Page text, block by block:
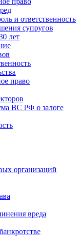
и ответственность
супругов
лет
право
ВС РФ о залоге
организаций
вреда